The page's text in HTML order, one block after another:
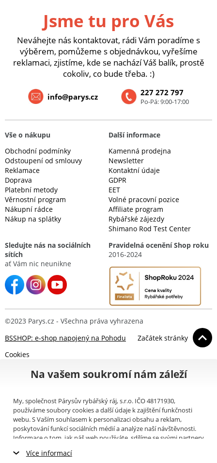
Jsme tu pro Vás
Neváhejte nás kontaktovat, rádi Vám poradíme s
výběrem, pomůžeme s objednávkou, vyřešíme
reklamaci, zjistíme, kde se nachází Váš balík, prostě
cokoliv, co bude třeba. :)
227 272 797
Po-Pá: 9:00-17:00
info@parys.cz
Vše o nákupu
Obchodní podmínky
Odstoupení od smlouvy
Reklamace
Doprava
Platební metody
Věrnostní program
Nákupní rádce
Nákup na splátky
Další informace
Kamenná prodejna
Newsletter
Kontaktní údaje
GDPR
EET
Volné pracovní pozice
Affiliate program
Rybářské zájezdy
Shimano Rod Test Center
Sledujte nás na sociálních
sítích
ať Vám nic neunikne
Pravidelná ocenění Shop roku
2016-2024
©2023 Parys.cz - Všechna práva vyhrazena
BSSHOP: e-shop napojený na Pohodu
Začátek stránky
Cookies
Na vašem soukromí nám záleží
My, společnost Párysův rybářský ráj, s.r.o. IČO 48171930,
používáme soubory cookies a další údaje k zajištění funkčnosti
webu. S Vaším souhlasem k personalizaci obsahu a reklam,
poskytování funkcí sociálních médií a analýze naší návštěvnosti.
Informace o tom, jak náš web používáte, sdílíme se svými partnery
můžete přečíst, jak tyto informace Google používá. Partneři tyto
Více informací